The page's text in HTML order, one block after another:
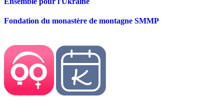
Fondation du monastère de montagne SMMP